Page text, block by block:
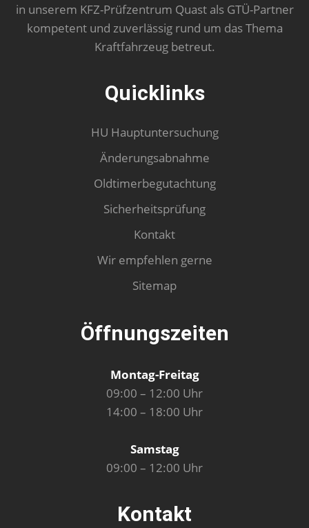
in unserem KFZ-Prüfzentrum Quast als GTÜ-Partner
kompetent und zuverlässig rund um das Thema
Kraftfahrzeug betreut.
Quicklinks
HU Hauptuntersuchung
Änderungsabnahme
Oldtimerbegutachtung
Sicherheitsprüfung
Kontakt
Wir empfehlen gerne
Sitemap
Öffnungszeiten
Montag-Freitag
09:00 – 12:00 Uhr
14:00 – 18:00 Uhr
Samstag
09:00 – 12:00 Uhr
Kontakt